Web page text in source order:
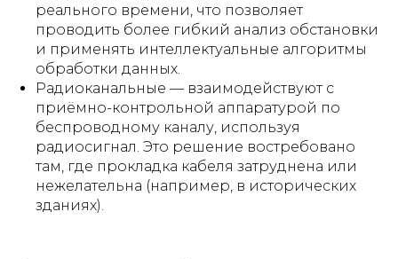
реального времени, что позволяет
проводить более гибкий анализ обстановки
и применять интеллектуальные алгоритмы
обработки данных.
Радиоканальные — взаимодействуют с
приёмно-контрольной аппаратурой по
беспроводному каналу, используя
радиосигнал. Это решение востребовано
там, где прокладка кабеля затруднена или
нежелательна (например, в исторических
зданиях).